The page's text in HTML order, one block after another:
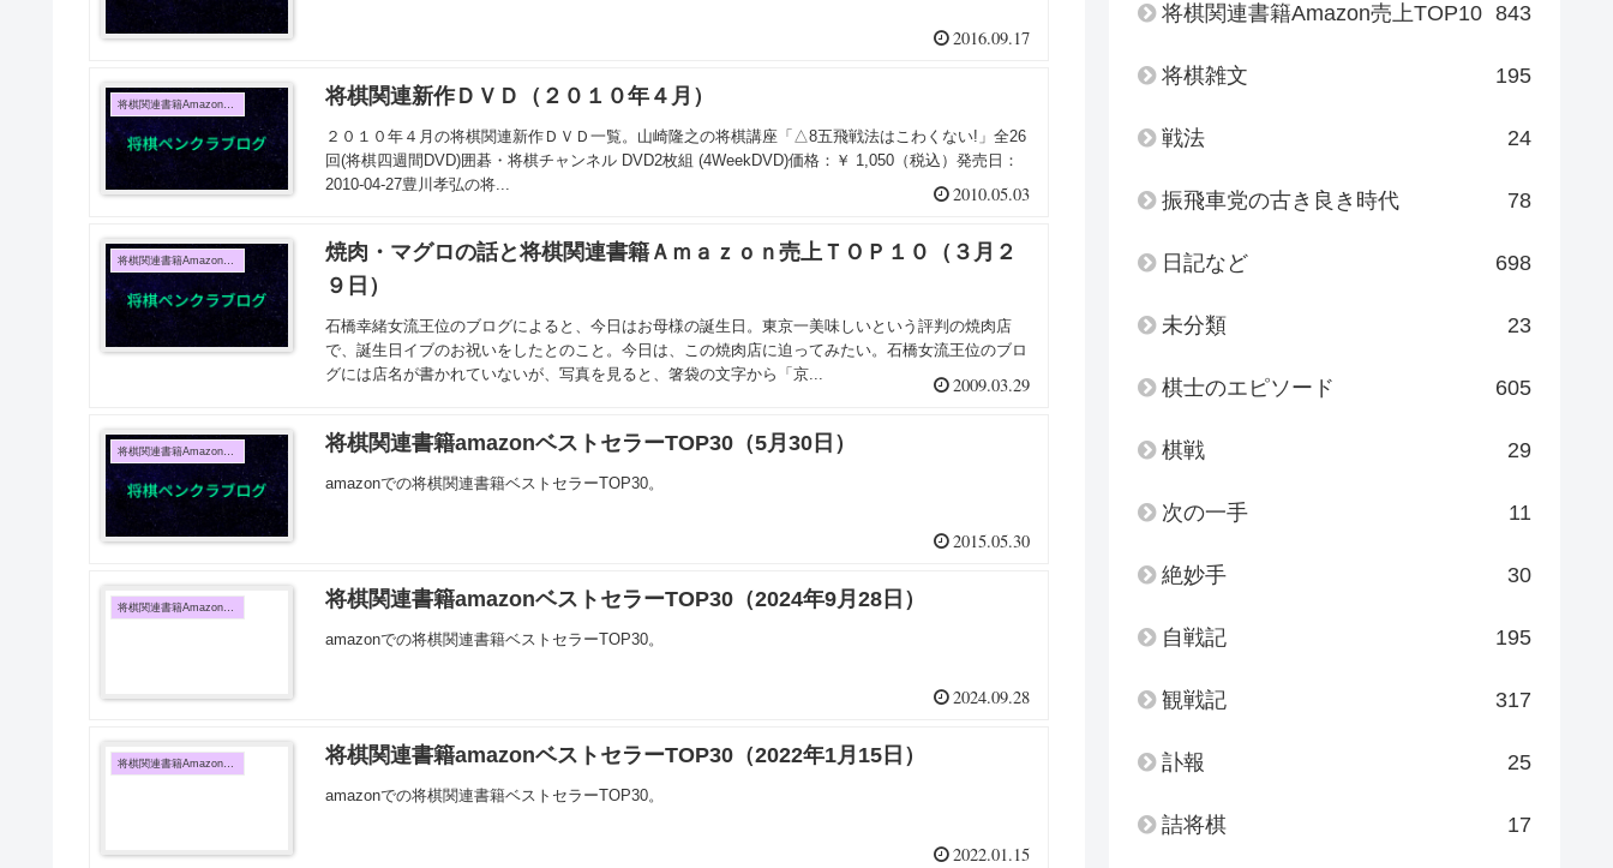
2016.09.17
将棋関連新作ＤＶＤ（２０１０年４月）
２０１０年４月の将棋関連新作ＤＶＤ一覧。山崎隆之の将棋講座「△8五飛戦法はこわくない!」全26
回(将棋四週間DVD)囲碁・将棋チャンネル DVD2枚組 (4WeekDVD)価格：￥ 1,050（税込）発売日：
2010-04-27豊川孝弘の将...
2010.05.03
将棋関連書籍Amazon売上TOP10
焼肉・マグロの話と将棋関連書籍Ａｍａｚｏｎ売上ＴＯＰ１０（３月２
９日）
石橋幸緒女流王位のブログによると、今日はお母様の誕生日。東京一美味しいという評判の焼肉店
で、誕生日イブのお祝いをしたとのこと。今日は、この焼肉店に迫ってみたい。石橋女流王位のブロ
グには店名が書かれていないが、写真を見ると、箸袋の文字から「京...
2009.03.29
将棋関連書籍amazonベストセラーTOP30（5月30日）
amazonでの将棋関連書籍ベストセラーTOP30。
2015.05.30
将棋関連書籍Amazon売上TOP10 将棋関連書籍amazonベストセラーTOP30（2024年9月28日）
amazonでの将棋関連書籍ベストセラーTOP30。
2024.09.28
将棋関連書籍Amazon売上TOP10 将棋関連書籍amazonベストセラーTOP30（2022年1月15日）
amazonでの将棋関連書籍ベストセラーTOP30。
2022.01.15
将棋関連書籍Amazon売上TOP10 843
将棋雑文 195
戦法 24
振飛車党の古き良き時代 78
日記など 698
未分類 23
棋士のエピソード 605
棋戦 29
次の一手 11
絶妙手 30
自戦記 195
観戦記 317
訃報 25
詰将棋 17